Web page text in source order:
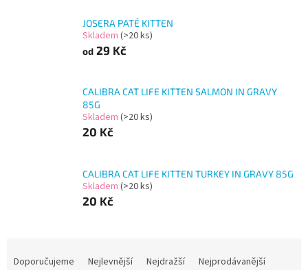
JOSERA PATÉ KITTEN
Skladem (>20 ks)
od 29 Kč
CALIBRA CAT LIFE KITTEN SALMON IN GRAVY
85G
Skladem (>20 ks)
20 Kč
CALIBRA CAT LIFE KITTEN TURKEY IN GRAVY 85G
Skladem (>20 ks)
20 Kč
Doporučujeme Nejlevnější Nejdražší
Nejprodávanější